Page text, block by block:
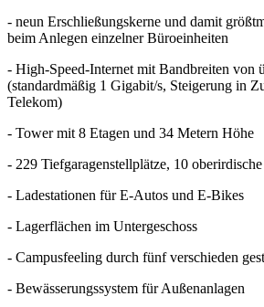
- neun Erschließungskerne und damit
beim Anlegen einzelner Büroeinheiten
- High-Speed-Internet mit Bandbreiten von
(standardmäßig 1 Gigabit/s, Steigerung in
Telekom)
- Tower mit 8 Etagen und 34 Metern Höhe
- 229 Tiefgaragenstellplätze, 10
- Ladestationen für E-Autos und E-Bikes
- Lagerflächen im Untergeschoss
- Campusfeeling durch fünf verschieden
- Bewässerungssystem für Außenanlagen